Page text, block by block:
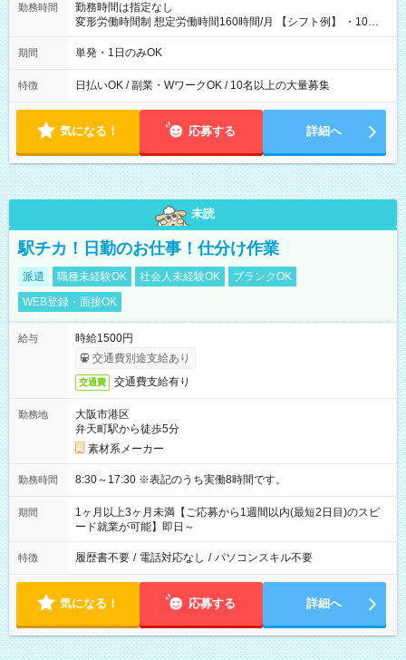
勤務時間
勤務時間は指定なし
変形労働時間制 想定労働時間160時間/月 【シフト例】 ・10：
00～20：00
期間 単発・1日のみOK
特徴 日払いOK / 副業・WワークOK / 10名以上の大量募集
気になる！ 応募する 詳細へ
未読
駅チカ！日勤のお仕事！仕分け作業
派遣 職種未経験OK 社会人未経験OK
ブランクOK
WEB登録・面接OK
給与
時給1500円
交通費別途支給あり
交通費 交通費支給有り
勤務地
大阪市港区
弁天町駅から徒歩5分
素材系メーカー
勤務時間 8:30～17:30 ※表記のうち実働8時間です。
期間
1ヶ月以上3ヶ月未満【ご応募から1週間以内(最短2日目)のスピ
ード就業が可能】即日～
特徴 履歴書不要 / 電話対応なし / パソコンスキル不要
気になる！ 応募する 詳細へ